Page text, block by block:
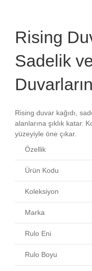
Rising
Sadelik ve
Rising duvar kağıdı,
alanlarına şıklık katar.
yüzeyiyle öne çıkar.
Özellik
Ürün Kodu
Koleksiyon
Marka
Rulo Eni
Rulo Boyu